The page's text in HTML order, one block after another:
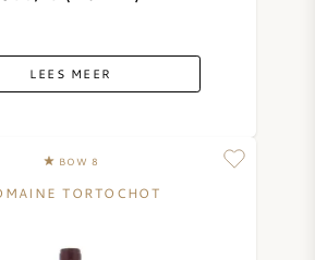
LEES MEER
BOW 8
TORTOCHOT